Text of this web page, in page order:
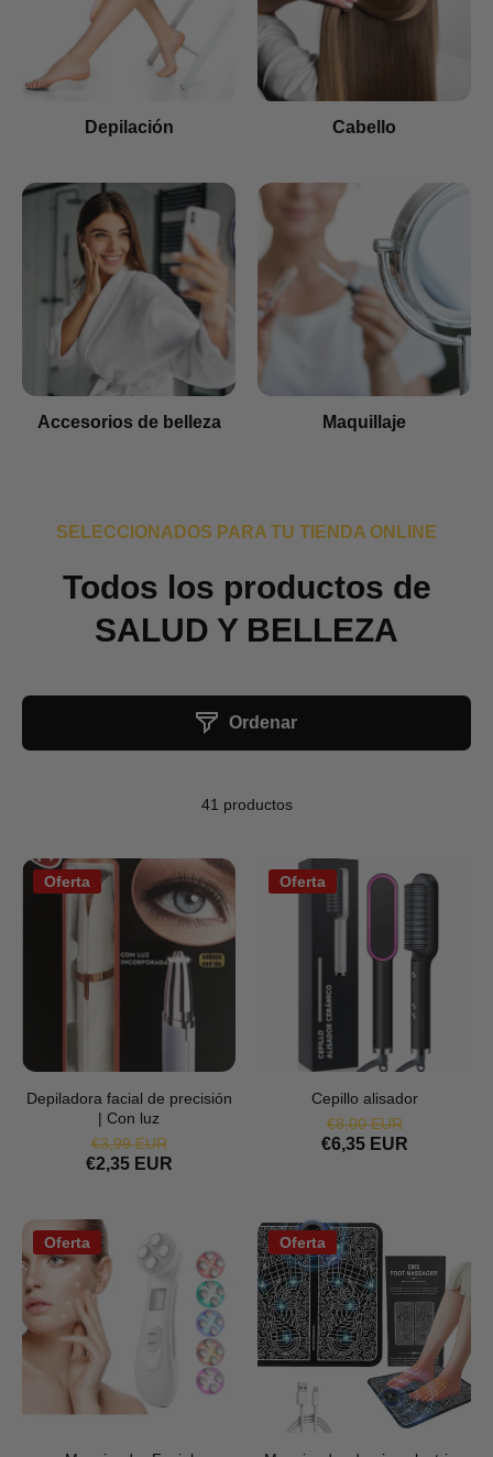
Depilación Cabello
Accesorios de belleza Maquillaje
SELECCIONADOS PARA TU TIENDA ONLINE
Todos los productos de
SALUD Y BELLEZA
Ordenar
41 productos
Oferta
Depiladora facial de precisión
| Con luz
€3,99 EUR
€2,35 EUR
Oferta
Cepillo alisador
€8,00 EUR
€6,35 EUR
Oferta Oferta